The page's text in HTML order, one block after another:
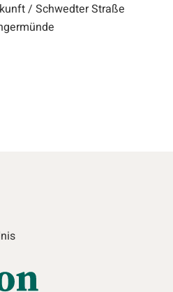
/ Schwedter Straße